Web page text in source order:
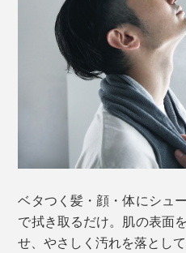
ベタつく髪・顔・体にシュ
で拭き取るだけ。肌の表面
せ、やさしく汚れを落として